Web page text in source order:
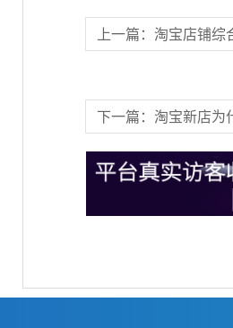
上一篇：淘宝店铺综
下一篇：淘宝新店为